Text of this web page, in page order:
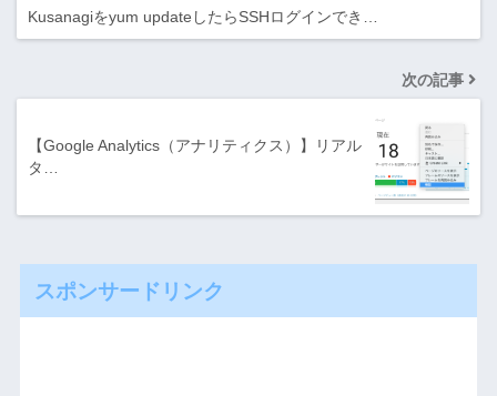
Kusanagiをyum updateしたらSSHログインでき…
次の記事
【Google Analytics（アナリティクス）】リアル
タ…
スポンサードリンク